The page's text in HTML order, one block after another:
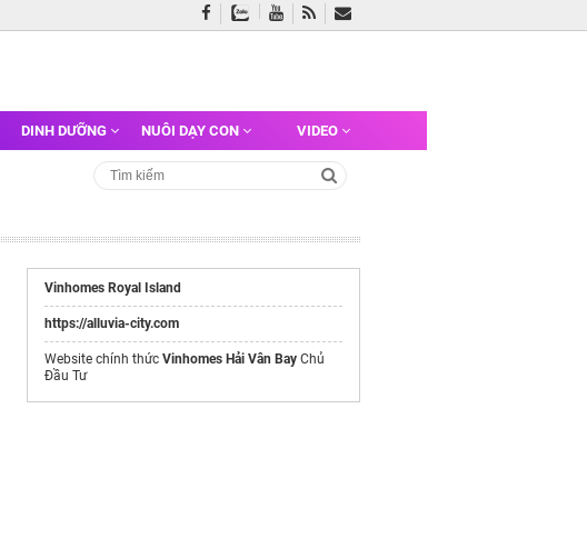
DINH DƯỠNG NUÔI DẠY CON VIDEO
Vinhomes Royal Island
https://alluvia-city.com
Website chính thức Vinhomes Hải Vân Bay Chủ
Đầu Tư